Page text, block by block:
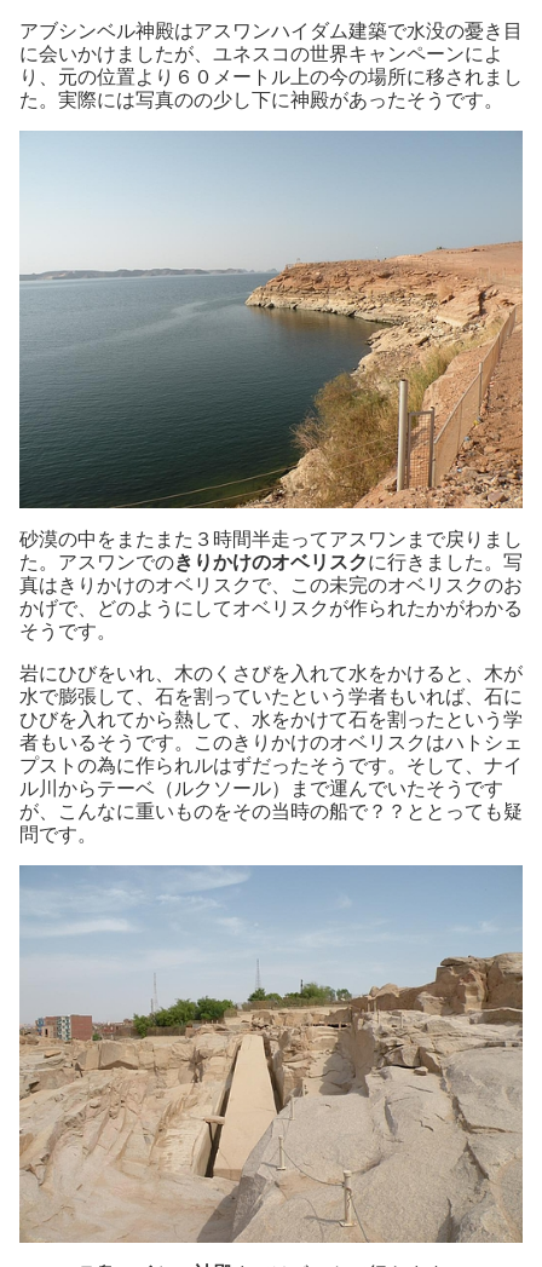
アブシンベル神殿はアスワンハイダム建築で水没の憂き目
に会いかけましたが、ユネスコの世界キャンペーンによ
り、元の位置より６０メートル上の今の場所に移されまし
た。実際には写真のの少し下に神殿があったそうです。
砂漠の中をまたまた３時間半走ってアスワンまで戻りまし
た。アスワンでのきりかけのオベリスクに行きました。写
真はきりかけのオベリスクで、この未完のオベリスクのお
かげで、どのようにしてオベリスクが作られたかがわかる
そうです。
岩にひびをいれ、木のくさびを入れて水をかけると、木が
水で膨張して、石を割っていたという学者もいれば、石に
ひびを入れてから熱して、水をかけて石を割ったという学
者もいるそうです。このきりかけのオベリスクはハトシェ
プストの為に作られルはずだったそうです。そして、ナイ
ル川からテーベ（ルクソール）まで運んでいたそうです
が、こんなに重いものをその当時の船で？？ととっても疑
問です。